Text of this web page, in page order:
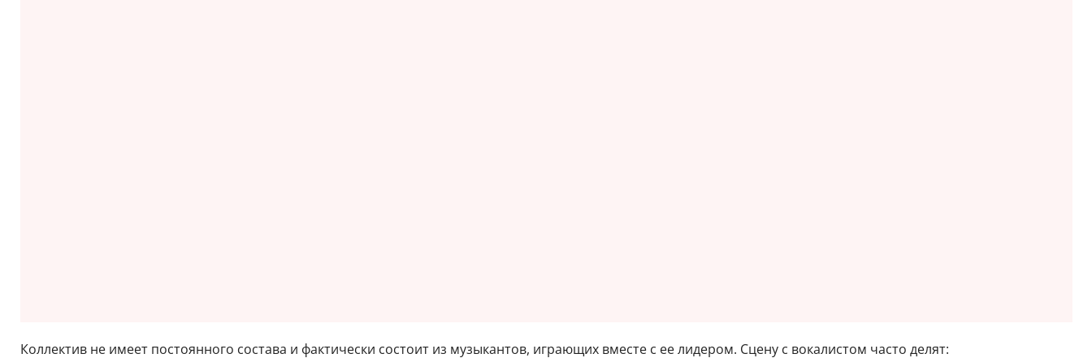
Коллектив не имеет постоянного состава и фактически состоит из музыкантов, играющих вместе с ее лидером. Сцену с вокалистом часто делят: